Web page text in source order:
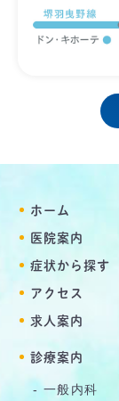
ホーム
医院案内
症状から探す
アクセス
求人案内
診療案内
一般内科